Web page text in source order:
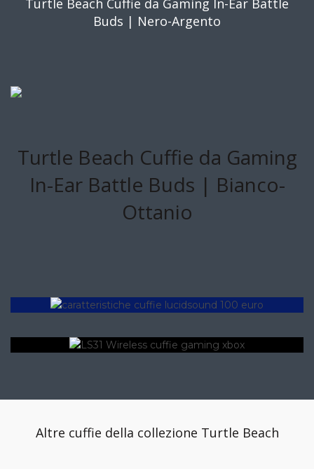
Turtle Beach Cuffie da Gaming In-Ear Battle
Buds | Nero-Argento
Turtle Beach Cuffie da Gaming
In-Ear Battle Buds | Bianco-
Ottanio
Altre cuffie della collezione Turtle Beach